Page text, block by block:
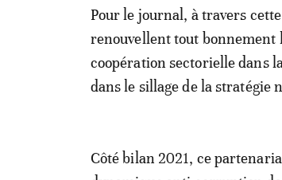
Pour le journal, à travers
renouvellent tout bonnement
coopération sectorielle dans
dans le sillage de la stratégie
Côté bilan 2021, ce